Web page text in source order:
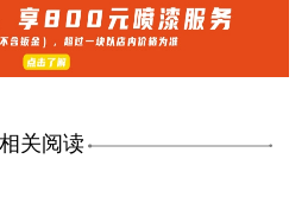
相关阅读